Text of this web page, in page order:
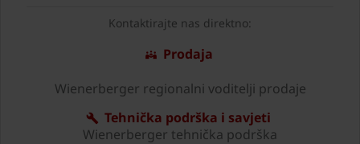
Kontaktirajte nas direktno:
Prodaja
Wienerberger regionalni voditelji prodaje
Tehnička podrška i savjeti
Wienerberger tehnička podrška